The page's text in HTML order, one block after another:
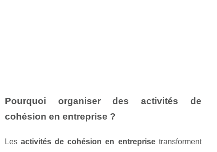
Pourquoi organiser des activités de
cohésion en entreprise ?
Lesactivités de cohésion en entreprisetransforment